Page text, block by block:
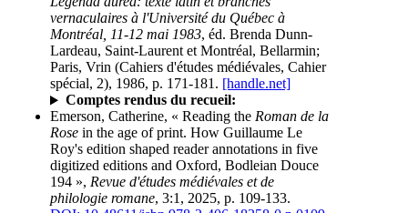
vernaculaires à l'Université du Québec à
Montréal, 11-12 mai 1983, éd. Brenda Dunn-
Lardeau, Saint-Laurent et Montréal, Bellarmin;
Paris, Vrin (Cahiers d'études médiévales, Cahier
spécial, 2), 1986, p. 171-181. [handle.net]
Comptes rendus du recueil:
Emerson, Catherine, « Reading the Roman de la
Rose in the age of print. How Guillaume Le
Roy's edition shaped reader annotations in five
digitized editions and Oxford, Bodleian Douce
194 », Revue d'études médiévales et de
philologie romane, 3:1, 2025, p. 109-133.